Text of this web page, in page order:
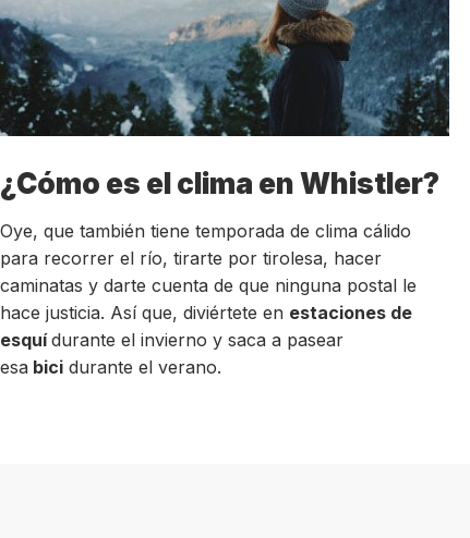
¿Cómo es el clima en Whistler?
Oye, que también tiene temporada de clima cálido
para recorrer el río, tirarte por tirolesa, hacer
caminatas y darte cuenta de que ninguna postal le
hace justicia. Así que, diviértete en estaciones de
esquídurante el invierno y saca a pasear
esa bici durante el verano.